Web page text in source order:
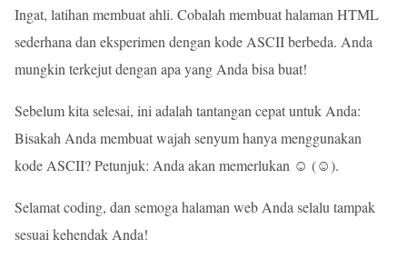
Ingat, latihan membuat ahli. Cobalah membuat halaman HTML
sederhana dan eksperimen dengan kode ASCII berbeda. Anda
mungkin terkejut dengan apa yang Anda bisa buat!
Sebelum kita selesai, ini adalah tantangan cepat untuk Anda:
Bisakah Anda membuat wajah senyum hanya menggunakan
kode ASCII? Petunjuk: Anda akan memerlukan ☺ (☺).
Selamat coding, dan semoga halaman web Anda selalu tampak
sesuai kehendak Anda!